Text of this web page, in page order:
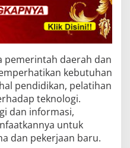
pemerintah daerah dan
kebutuhan
pendidikan, pelatihan
teknologi.
dan informasi,
untuk
dan pekerjaan baru.